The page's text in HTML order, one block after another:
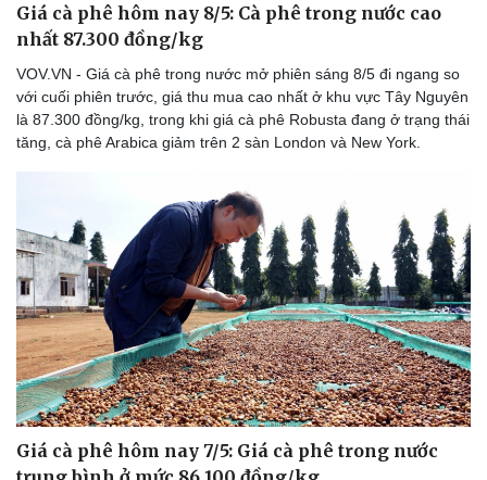
Giá cà phê hôm nay 8/5: Cà phê trong nước cao
nhất 87.300 đồng/kg
VOV.VN - Giá cà phê trong nước mở phiên sáng 8/5 đi ngang so
với cuối phiên trước, giá thu mua cao nhất ở khu vực Tây Nguyên
là 87.300 đồng/kg, trong khi giá cà phê Robusta đang ở trạng thái
tăng, cà phê Arabica giảm trên 2 sàn London và New York.
Giá cà phê hôm nay 7/5: Giá cà phê trong nước